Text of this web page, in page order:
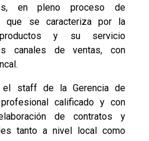
en pleno proceso de
que se caracteriza por la
y su servicio
canales de ventas, con
el staff de la Gerencia de
calificado y con
de contratos y
tanto a nivel local como